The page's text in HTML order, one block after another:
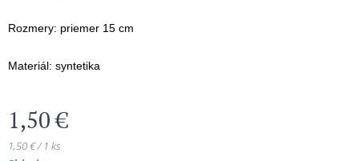
Rozmery: priemer 15 cm
Materiál: syntetika
1,50€
1,50 € / 1 ks